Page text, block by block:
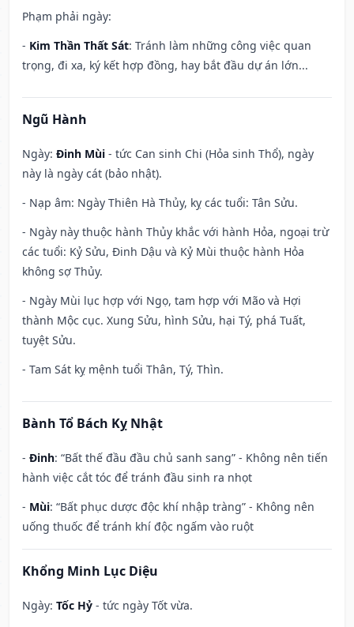
Phạm phải ngày:
- Kim Thần Thất Sát: Tránh làm những công việc quan
trọng, đi xa, ký kết hợp đồng, hay bắt đầu dự án lớn...
Ngũ Hành
Ngày: Đinh Mùi - tức Can sinh Chi (Hỏa sinh Thổ), ngày
này là ngày cát (bảo nhật).
- Nạp âm: Ngày Thiên Hà Thủy, kỵ các tuổi: Tân Sửu.
- Ngày này thuộc hành Thủy khắc với hành Hỏa, ngoại trừ
các tuổi: Kỷ Sửu, Đinh Dậu và Kỷ Mùi thuộc hành Hỏa
không sợ Thủy.
- Ngày Mùi lục hợp với Ngọ, tam hợp với Mão và Hợi
thành Mộc cục. Xung Sửu, hình Sửu, hại Tý, phá Tuất,
tuyệt Sửu.
- Tam Sát kỵ mệnh tuổi Thân, Tý, Thìn.
Bành Tổ Bách Kỵ Nhật
- Đinh: “Bất thế đầu đầu chủ sanh sang” - Không nên tiến
hành việc cắt tóc để tránh đầu sinh ra nhọt
- Mùi: “Bất phục dược độc khí nhập tràng” - Không nên
uống thuốc để tránh khí độc ngấm vào ruột
Khổng Minh Lục Diệu
Ngày: Tốc Hỷ - tức ngày Tốt vừa.